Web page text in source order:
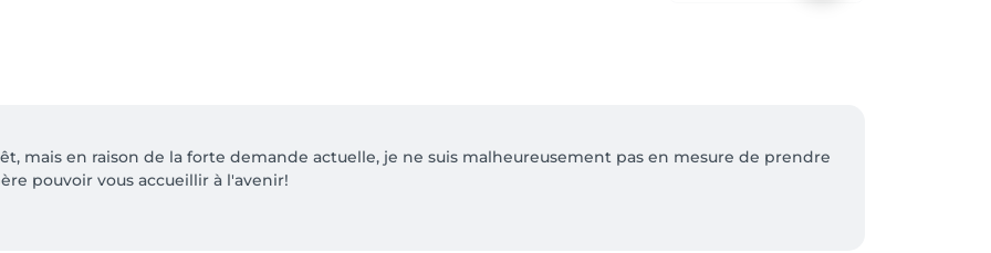
mais en raison de la forte demande actuelle, je ne suis malheureusement pas en mesure de prendre
pouvoir vous accueillir à l'avenir!